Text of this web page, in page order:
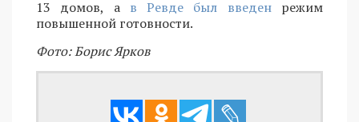
13 домов, а в Ревде был введенрежим
повышенной готовности.
Фото: Борис Ярков